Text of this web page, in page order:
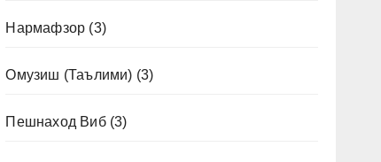
Нармафзор (3)
Омузиш (Таълими) (3)
Пешнаход Виб(3)